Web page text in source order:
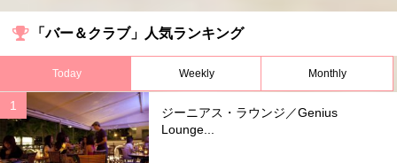
「バー＆クラブ」人気ランキング
Today Weekly Monthly
ジーニアス・ラウンジ／Genius
Lounge...